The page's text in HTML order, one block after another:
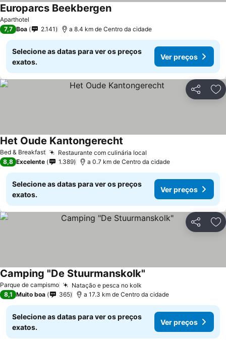
Aparthotel
Europarcs Beekbergen
7,7 Boa 2.141 a 8.4 km de Centro da cidade
Selecione as datas para ver os preços
exatos.
Ver preços
Partilhar
Bed & Breakfast Restaurante com culinária local
Het Oude Kantongerecht
8,8 Excelente 1.389 a 0.7 km de Centro da cidade
Selecione as datas para ver os preços
exatos.
Ver preços
Partilhar
Parque de campismo Natação e pesca no kolk
Camping "De Stuurmanskolk"
8,1 Muito boa 365 a 17.3 km de Centro da cidade
Selecione as datas para ver os preços
exatos.
Ver preços